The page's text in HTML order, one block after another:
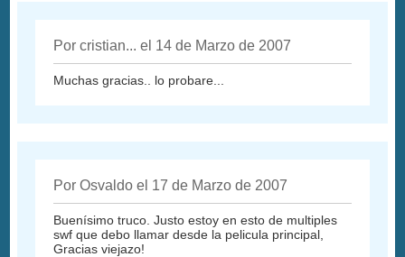
Por cristian... el 14 de Marzo de 2007
Muchas gracias.. lo probare...
Por Osvaldo el 17 de Marzo de 2007
Buenísimo truco. Justo estoy en esto de multiples
swf que debo llamar desde la pelicula principal,
Gracias viejazo!